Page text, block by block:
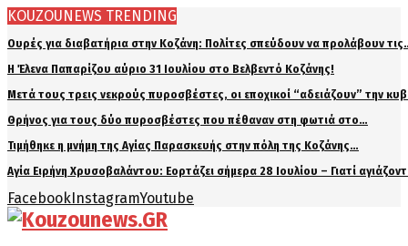
KOUZOUNEWS TRENDING
Ουρές για διαβατήρια στην Κοζάνη: Πολίτες σπεύδουν να προλάβουν
Η Έλενα Παπαρίζου αύριο 31 Ιουλίου στο Βελβεντό Κοζάνης!
Μετά τους τρεις νεκρούς πυροσβέστες, οι εποχικοί “αδειάζουν” την
Θρήνος για τους δύο πυροσβέστες που πέθαναν στη φωτιά στο…
Τιμήθηκε η μνήμη της Αγίας Παρασκευής στην πόλη της Κοζάνης…
Αγία Ειρήνη Χρυσοβαλάντου: Εορτάζει σήμερα 28 Ιουλίου – Γιατί
FacebookInstagramYoutube